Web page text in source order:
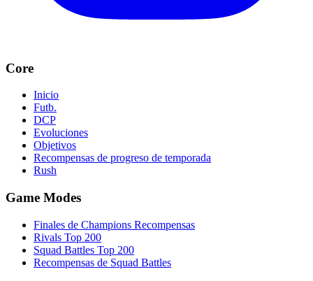
Core
Inicio
Futb.
DCP
Evoluciones
Objetivos
Recompensas de progreso de temporada
Rush
Game Modes
Finales de Champions Recompensas
Rivals Top 200
Squad Battles Top 200
Recompensas de Squad Battles